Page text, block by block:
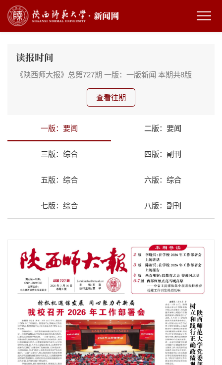
读报时间
《陕西师大报》总第727期 一版：一版新闻 本期共8版
查看往期
一版：要闻 二版：要闻
三版：综合 四版：副刊
五版：综合 六版：综合
七版：综合 八版：副刊